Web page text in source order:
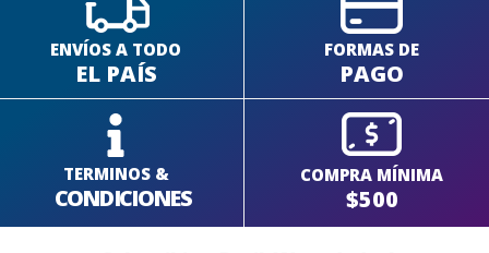
ENVÍOS A TODO
EL PAÍS
FORMAS DE
PAGO
TERMINOS &
CONDICIONES
COMPRA MÍNIMA
$500